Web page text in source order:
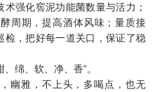
强化窖泥功能菌数量与活力；
周期，提高酒体风味；量质接
，把好每一道关口，保证了稳
绵、软、净、香”。
幽雅，不上头，多喝点，也无